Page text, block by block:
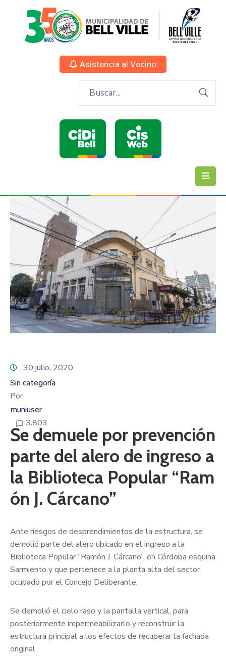
Asistencia al Vecino
30 julio, 2020
Sin categoría
Por
muniuser
3.803
Se demuele por prevención
parte del alero de ingreso a
la Biblioteca Popular “Ram
ón J. Cárcano”
Ante riesgos de desprendimientos de la estructura, se
demolió parte del alero ubicado en el ingreso a la
Biblioteca Popular “Ramón J. Cárcano”, en Córdoba esquina
Sarmiento y que pertenece a la planta alta del sector
ocupado por el Concejo Deliberante.
Se demolió el cielo raso y la pantalla vertical, para
posteriormente impermeabilizarlo y reconstruir la
estructura principal a los efectos de recuperar la fachada
original.